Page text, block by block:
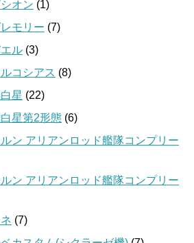
オン (1)
モリー (7)
ル (3)
コシアス (8)
星 (22)
星第2形態 (6)
ン アリアンロッド艦隊コンプリー
ン アリアンロッド艦隊コンプリー
(7)